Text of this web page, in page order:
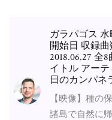
ガラパゴス
開始日 収録曲
2018.06.27 全
イトル アー
日のカンパネ
【映像】種の
諸島で自然に